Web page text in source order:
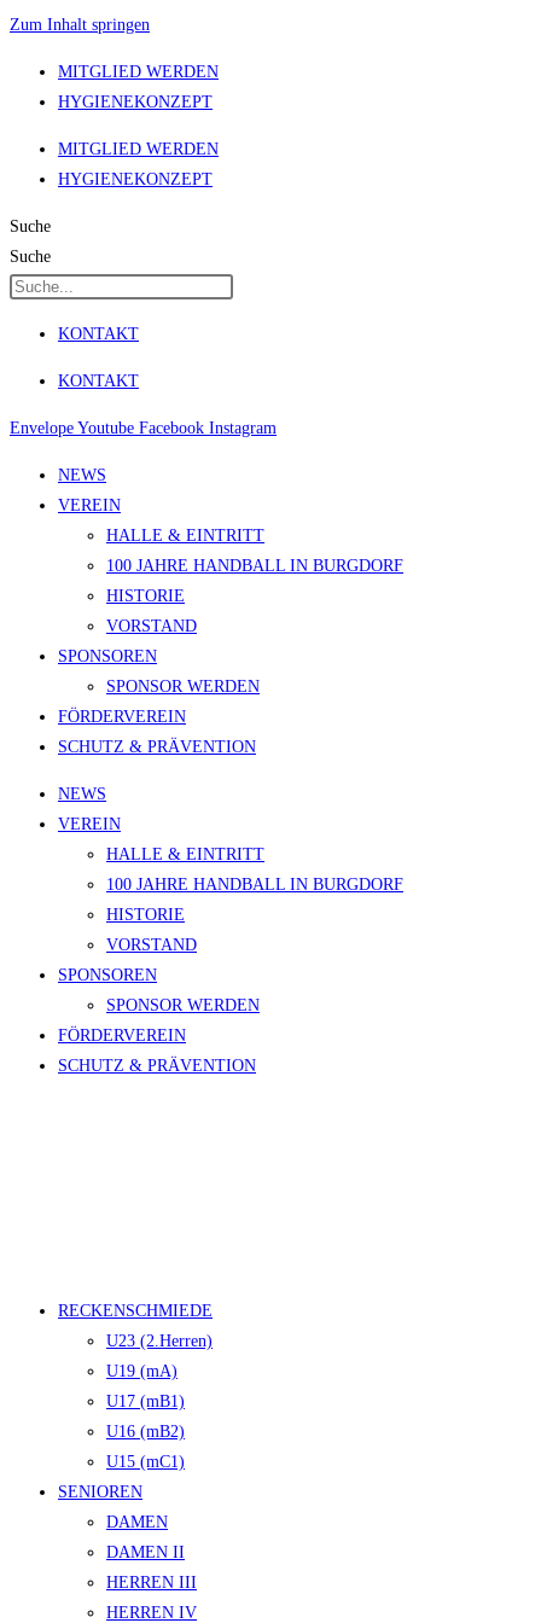
Zum Inhalt springen
MITGLIED WERDEN
HYGIENEKONZEPT
MITGLIED WERDEN
HYGIENEKONZEPT
Suche
Suche
KONTAKT
KONTAKT
Envelope Youtube Facebook Instagram
NEWS
VEREIN
HALLE & EINTRITT
100 JAHRE HANDBALL IN BURGDORF
HISTORIE
VORSTAND
SPONSOREN
SPONSOR WERDEN
FÖRDERVEREIN
SCHUTZ & PRÄVENTION
NEWS
VEREIN
HALLE & EINTRITT
100 JAHRE HANDBALL IN BURGDORF
HISTORIE
VORSTAND
SPONSOREN
SPONSOR WERDEN
FÖRDERVEREIN
SCHUTZ & PRÄVENTION
RECKENSCHMIEDE
U23 (2.Herren)
U19 (mA)
U17 (mB1)
U16 (mB2)
U15 (mC1)
SENIOREN
DAMEN
DAMEN II
HERREN III
HERREN IV